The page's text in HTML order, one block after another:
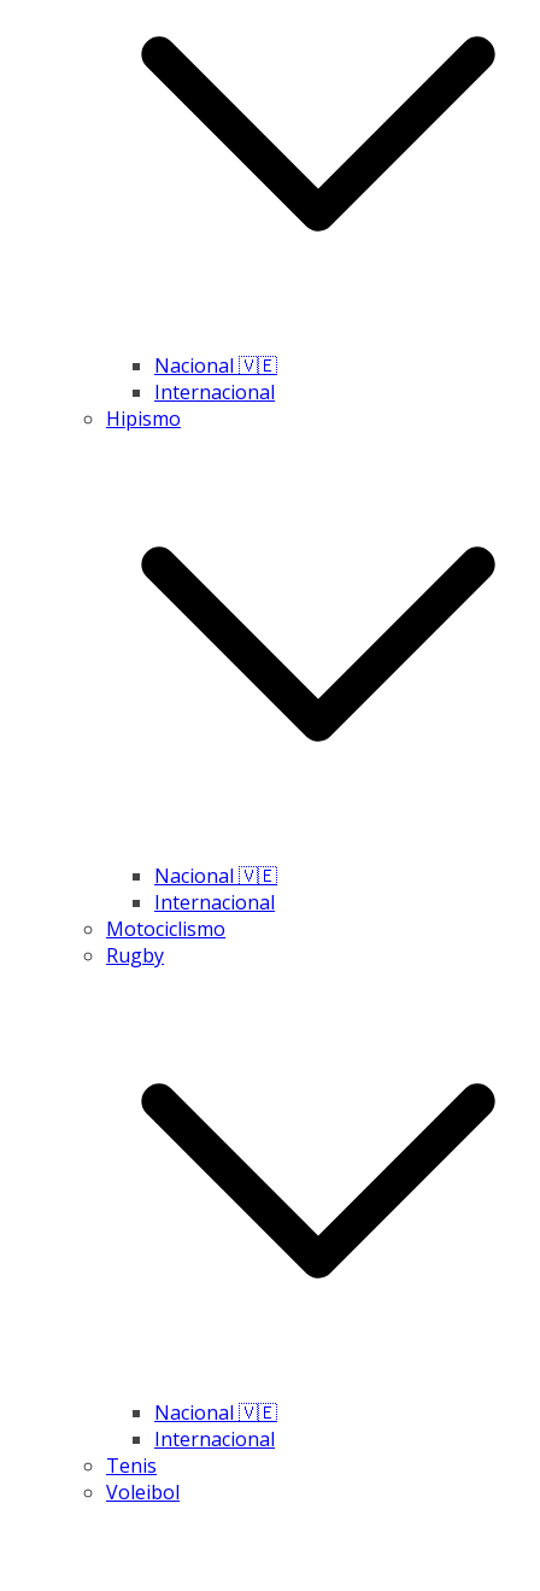
Nacional 🇻🇪
Internacional
Hipismo
Nacional 🇻🇪
Internacional
Motociclismo
Rugby
Nacional 🇻🇪
Internacional
Tenis
Voleibol